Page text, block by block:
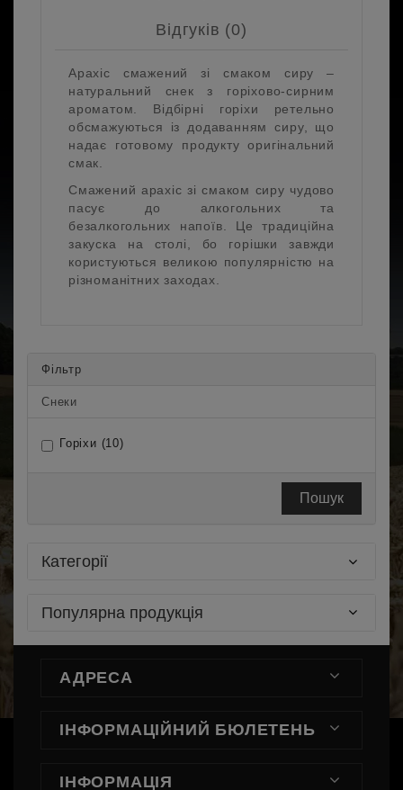
Відгуків (0)
Арахіс смажений зі смаком сиру –
натуральний снек з горіхово-сирним
ароматом. Відбірні горіхи ретельно
обсмажуються із додаванням сиру, що
надає готовому продукту оригінальний
смак.
Смажений арахіс зі смаком сиру чудово
пасує до алкогольних та
безалкогольних напоїв. Це традиційна
закуска на столі, бо горішки завжди
користуються великою популярністю на
різноманітних заходах.
Фільтр
Снеки
Горіхи (10)
Пошук
Категорії
Популярна продукція
АДРЕСА
ІНФОРМАЦІЙНИЙ БЮЛЕТЕНЬ
ІНФОРМАЦІЯ